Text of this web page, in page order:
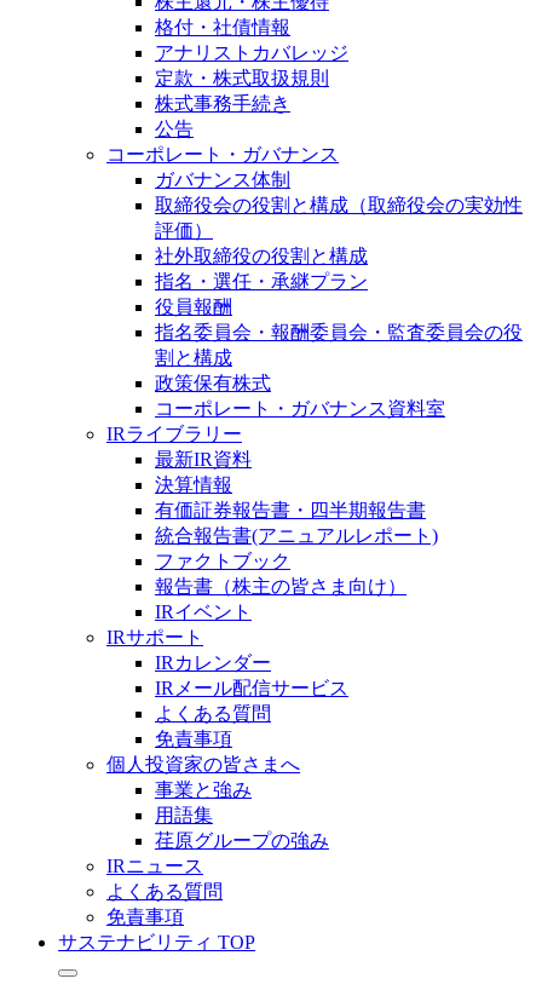
格付・社債情報
アナリストカバレッジ
定款・株式取扱規則
株式事務手続き
公告
コーポレート・ガバナンス
ガバナンス体制
取締役会の役割と構成（取締役会の実効性
評価）
社外取締役の役割と構成
指名・選任・承継プラン
役員報酬
指名委員会・報酬委員会・監査委員会の役
割と構成
政策保有株式
コーポレート・ガバナンス資料室
IRライブラリー
最新IR資料
決算情報
有価証券報告書・四半期報告書
統合報告書(アニュアルレポート)
ファクトブック
報告書（株主の皆さま向け）
IRイベント
IRサポート
IRカレンダー
IRメール配信サービス
よくある質問
免責事項
個人投資家の皆さまへ
事業と強み
用語集
荏原グループの強み
IRニュース
よくある質問
免責事項
サステナビリティ TOP